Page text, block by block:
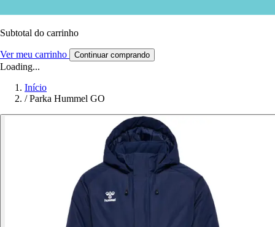
Subtotal do carrinho
Ver meu carrinho Continuar comprando
Loading...
Início
/ Parka Hummel GO